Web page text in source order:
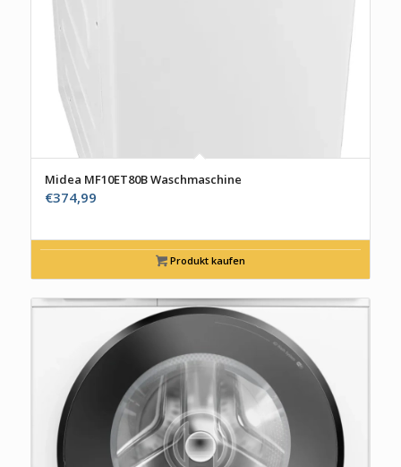
Midea MF10ET80B Waschmaschine
€374,99
Produkt kaufen